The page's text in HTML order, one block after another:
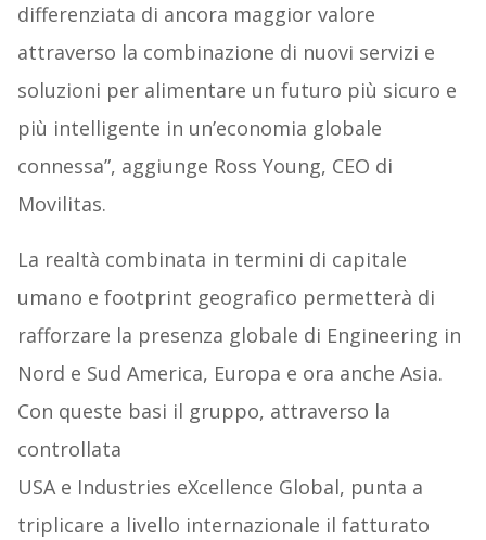
differenziata di ancora maggior valore
attraverso la combinazione di nuovi servizi e
soluzioni per alimentare un futuro più sicuro e
più intelligente in un’economia globale
connessa”, aggiunge Ross Young, CEO di
Movilitas.
La realtà combinata in termini di capitale
umano e footprint geografico permetterà di
rafforzare la presenza globale di Engineering in
Nord e Sud America, Europa e ora anche Asia.
Con queste basi il gruppo, attraverso la
controllata
USA e Industries eXcellence Global, punta a
triplicare a livello internazionale il fatturato